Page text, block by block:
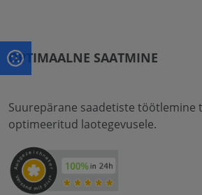
OPTIMAALNE SAATMINE
Suurepärane saadetiste töötlemine
optimeeritud laotegevusele.